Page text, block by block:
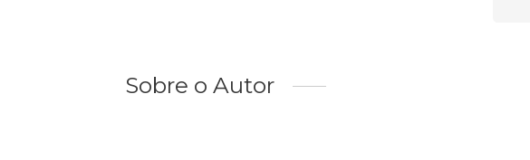
Sobre o Autor